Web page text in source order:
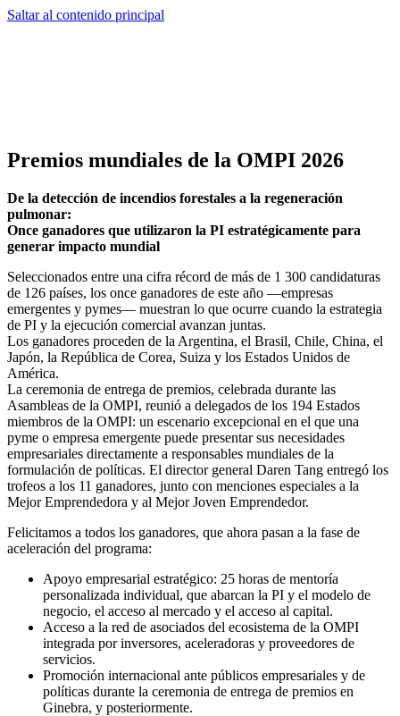
Saltar al contenido principal
Premios mundiales de la OMPI 2026
De la detección de incendios forestales a la regeneración
pulmonar:
Once ganadores que utilizaron la PI estratégicamente para
generar impacto mundial
Seleccionados entre una cifra récord de más de 1 300 candidaturas
de 126 países, los once ganadores de este año —empresas
emergentes y pymes— muestran lo que ocurre cuando la estrategia
de PI y la ejecución comercial avanzan juntas.
Los ganadores proceden de la Argentina, el Brasil, Chile, China, el
Japón, la República de Corea, Suiza y los Estados Unidos de
América.
La ceremonia de entrega de premios, celebrada durante las
Asambleas de la OMPI, reunió a delegados de los 194 Estados
miembros de la OMPI: un escenario excepcional en el que una
pyme o empresa emergente puede presentar sus necesidades
empresariales directamente a responsables mundiales de la
formulación de políticas. El director general Daren Tang entregó los
trofeos a los 11 ganadores, junto con menciones especiales a la
Mejor Emprendedora y al Mejor Joven Emprendedor.
Felicitamos a todos los ganadores, que ahora pasan a la fase de
aceleración del programa:
Apoyo empresarial estratégico: 25 horas de mentoría
personalizada individual, que abarcan la PI y el modelo de
negocio, el acceso al mercado y el acceso al capital.
Acceso a la red de asociados del ecosistema de la OMPI
integrada por inversores, aceleradoras y proveedores de
servicios.
Promoción internacional ante públicos empresariales y de
políticas durante la ceremonia de entrega de premios en
Ginebra, y posteriormente.